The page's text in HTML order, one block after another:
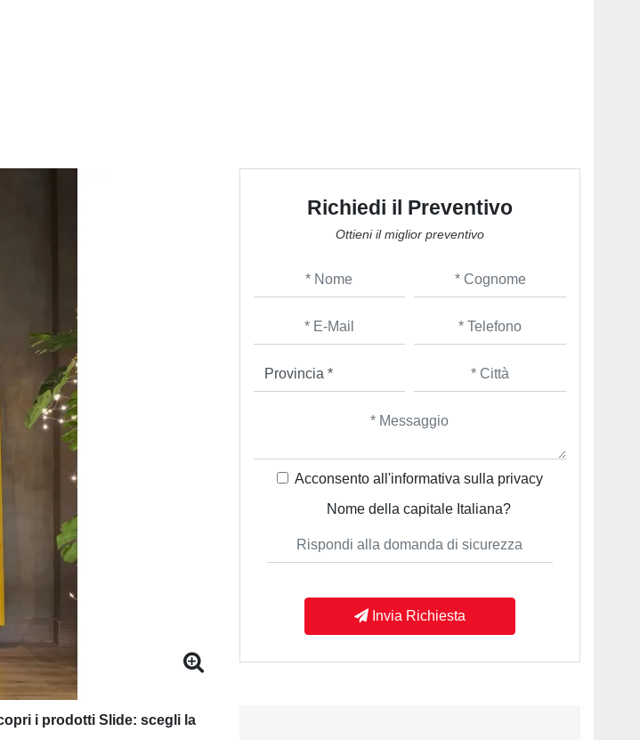
i prodotti Slide: scegli la
Richiedi il Preventivo
Ottieni il miglior preventivo
Acconsento all'informativa sulla privacy
Nome della capitale Italiana?
Invia Richiesta